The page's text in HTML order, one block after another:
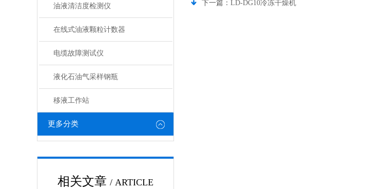
油液清洁度检测仪
在线式油液颗粒计数器
电缆故障测试仪
液化石油气采样钢瓶
移液工作站
更多分类
相关文章 / ARTICLE
下一篇： LD-DG10冷冻干燥机